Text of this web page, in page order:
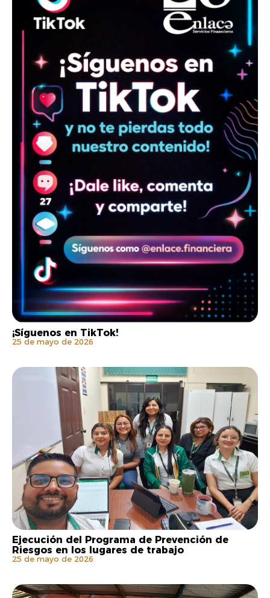
¡Síguenos en TikTok!
25 de mayo de 2026
Ejecución del Programa de Prevención de
Riesgos en los lugares de trabajo
25 de mayo de 2026